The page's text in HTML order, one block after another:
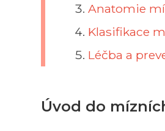
Anatomie
Klasifikace
Léčba a
Úvod do